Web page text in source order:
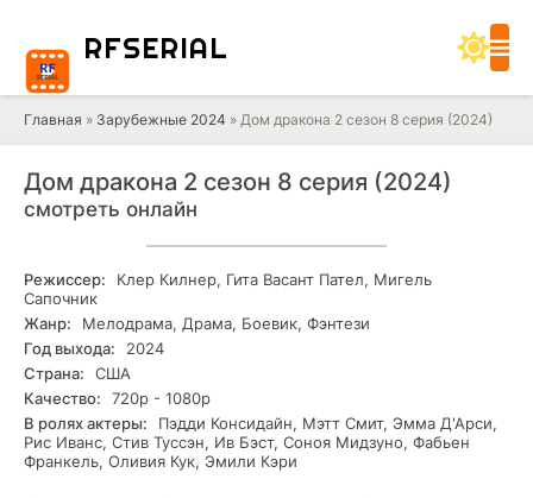
RFSERIAL
Главная » Зарубежные 2024 » Дом дракона 2 сезон 8 серия (2024)
Дом дракона 2 сезон 8 серия (2024)
смотреть онлайн
Режиссер:
Клер Килнер, Гита Васант Пател, Мигель
Сапочник
Жанр:
Мелодрама, Драма, Боевик, Фэнтези
Год выхода:
2024
Страна:
США
Качество:
720р - 1080р
В ролях актеры:
Пэдди Консидайн, Мэтт Смит, Эмма Д'Арси,
Рис Иванс, Стив Туссэн, Ив Бэст, Соноя Мидзуно, Фабьен
Франкель, Оливия Кук, Эмили Кэри